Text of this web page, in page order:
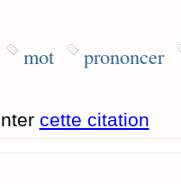
mot prononcer
cette citation